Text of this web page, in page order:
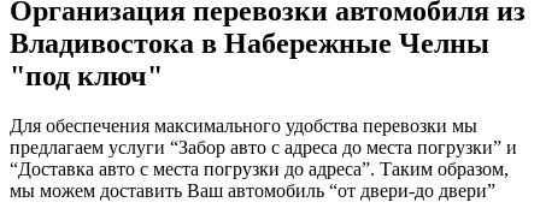
Организация перевозки автомобиля из
Владивостока в Набережные Челны
"под ключ"
Для обеспечения максимального удобства перевозки мы
предлагаем услуги “Забор авто с адреса до места погрузки” и
“Доставка авто с места погрузки до адреса”. Таким образом,
мы можем доставить Ваш автомобиль “от двери-до двери”